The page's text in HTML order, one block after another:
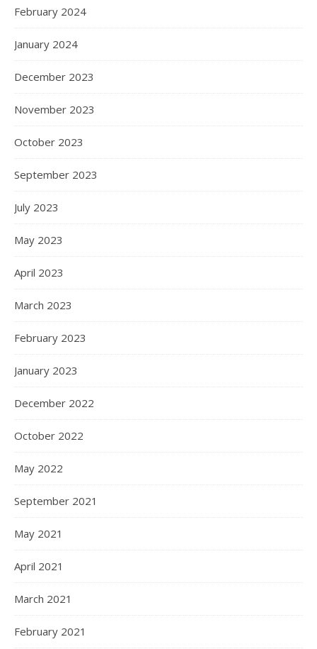
February 2024
January 2024
December 2023
November 2023
October 2023
September 2023
July 2023
May 2023
April 2023
March 2023
February 2023
January 2023
December 2022
October 2022
May 2022
September 2021
May 2021
April 2021
March 2021
February 2021